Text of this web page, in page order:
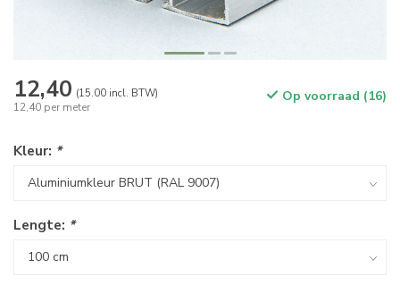
12,40 (15.00 incl. BTW)
12,40 per meter
Op voorraad (16)
Kleur: *
Lengte: *